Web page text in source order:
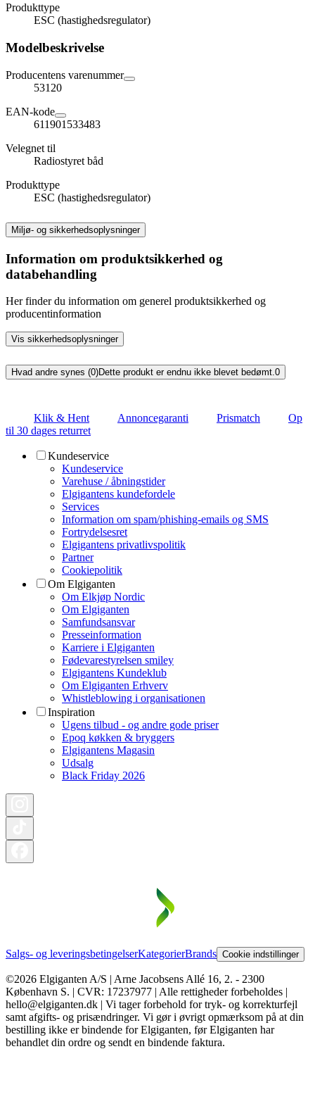
Produkttype
ESC (hastighedsregulator)
Modelbeskrivelse
Producentens varenummer
53120
EAN-kode
611901533483
Velegnet til
Radiostyret båd
Produkttype
ESC (hastighedsregulator)
Miljø- og sikkerhedsoplysninger
Information om produktsikkerhed og
databehandling
Her finder du information om generel produktsikkerhed og
producentinformation
Vis sikkerhedsoplysninger
Hvad andre synes (0)Dette produkt er endnu ikke blevet bedømt.0
Klik & Hent Annoncegaranti Prismatch
Op
til 30 dages returret
Kundeservice
Kundeservice
Varehuse / åbningstider
Elgigantens kundefordele
Services
Information om spam/phishing-emails og SMS
Fortrydelsesret
Elgigantens privatlivspolitik
Partner
Cookiepolitik
Om Elgiganten
Om Elkjøp Nordic
Om Elgiganten
Samfundsansvar
Presseinformation
Karriere i Elgiganten
Fødevarestyrelsen smiley
Elgigantens Kundeklub
Om Elgiganten Erhverv
Whistleblowing i organisationen
Inspiration
Ugens tilbud - og andre gode priser
Epoq køkken & bryggers
Elgigantens Magasin
Udsalg
Black Friday 2026
Salgs- og leveringsbetingelserKategorierBrands Cookie indstillinger
©2026 Elgiganten A/S | Arne Jacobsens Allé 16, 2. - 2300
København S. | CVR: 17237977 | Alle rettigheder forbeholdes |
hello@elgiganten.dk | Vi tager forbehold for tryk- og korrekturfejl
samt afgifts- og prisændringer. Vi gør i øvrigt opmærksom på at din
bestilling ikke er bindende for Elgiganten, før Elgiganten har
behandlet din ordre og sendt en bindende faktura.